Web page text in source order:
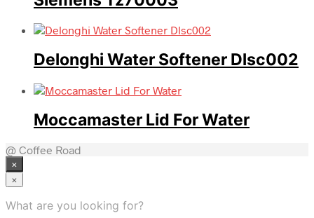
Delonghi Water Softener Dlsc002
Moccamaster Lid For Water
@ Coffee Road
×
×
What are you looking for?